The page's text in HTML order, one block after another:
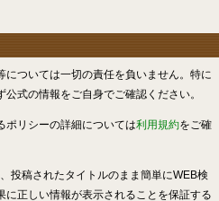
ついては一切の責任を負いません。特に
式の情報をご自身でご確認ください。
ポリシーの詳細については利用規約をご確
投稿されたタイトルのまま簡単にWEB検
正しい情報が表示されることを保証する